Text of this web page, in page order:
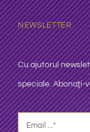
NEWSLETTER
Cu ajutorul
speciale. Abonaţi-